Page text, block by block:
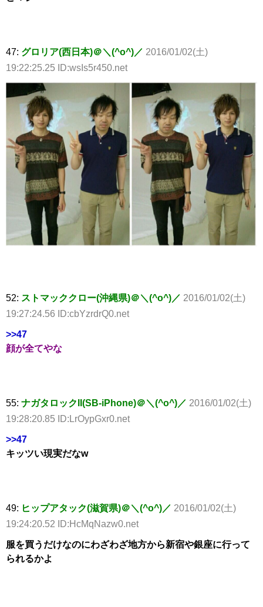
47: グロリア(西日本)＠＼(^o^)／ 2016/01/02(土)
19:22:25.25 ID:wsIs5r450.net
52: ストマッククロー(沖縄県)＠＼(^o^)／ 2016/01/02(土)
19:27:24.56 ID:cbYzrdrQ0.net
>>47
顔が全てやな
55: ナガタロックII(SB-iPhone)＠＼(^o^)／ 2016/01/02(土)
19:28:20.85 ID:LrOypGxr0.net
>>47
キッツい現実だなw
49: ヒップアタック(滋賀県)＠＼(^o^)／ 2016/01/02(土)
19:24:20.52 ID:HcMqNazw0.net
服を買うだけなのにわざわざ地方から新宿や銀座に行って
られるかよ